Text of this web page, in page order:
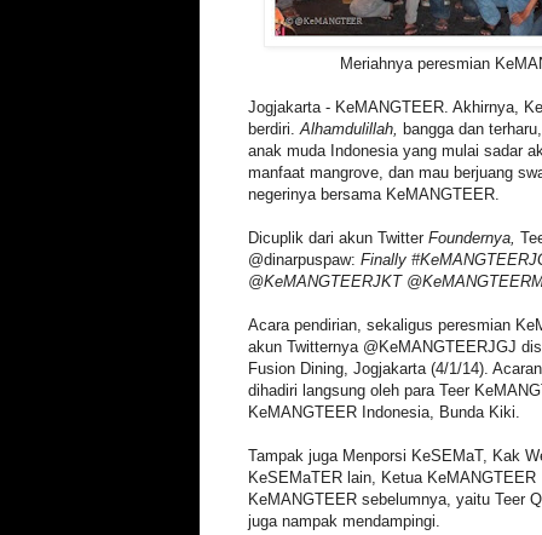
Meriahnya peresmian
Jogjakarta - KeMANGTEER. Akhirnya,
berdiri.Alhamdulillah, bangga dan
anak muda Indonesia yang mulai sadar
manfaat mangrove, dan mau berjuang
negerinya bersama KeMANGTEER.
Dicuplik dari akun Twitter Foundernya,
@dinarpuspaw: Finally
@KeMANGTEERJKT
Acara pendirian, sekaligus peresmian
akun Twitternya @KeMANGTEERJGJ
Fusion Dining, Jogjakarta (4/1/14).
dihadiri langsung oleh para Teer
KeMANGTEER Indonesia, Bunda Kiki.
Tampak juga Menporsi KeSEMaT, Kak
KeSEMaTER lain, Ketua
KeMANGTEER sebelumnya, yaitu Teer
juga nampak mendampingi.